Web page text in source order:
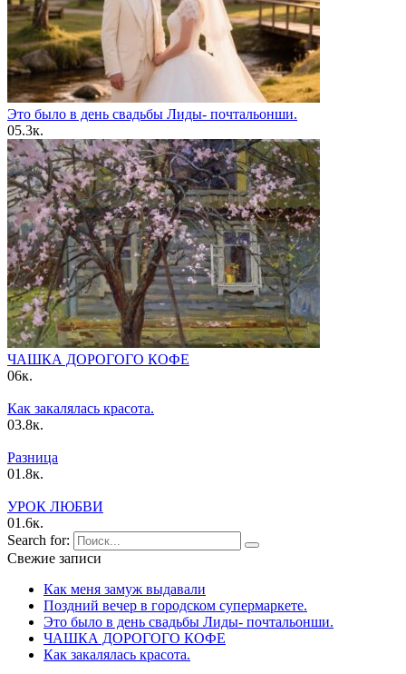
Это было в день свадьбы Лиды- почтальонши.
05.3к.
ЧАШКА ДОPОГОГО КОФЕ
06к.
Как закалялась красота.
03.8к.
Pазница
01.8к.
УPОК ЛЮБBИ
01.6к.
Search for:
Свежие записи
Как меня замуж выдавали
Поздний вечер в городском супермаркете.
Это было в день свадьбы Лиды- почтальонши.
ЧАШКА ДОPОГОГО КОФЕ
Как закалялась красота.